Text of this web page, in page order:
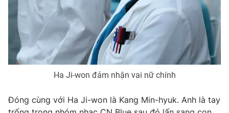
Ha Ji-won đảm nhận vai nữ chính
Đóng cùng với Ha Ji-won là Kang Min-hyuk. Anh là tay